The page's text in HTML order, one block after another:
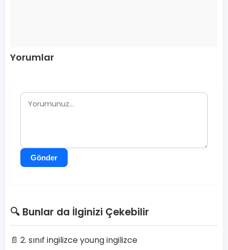
Yorumlar
Gönder
🔍 Bunlar da İlginizi Çekebilir
📄 2. sınıf ingilizce young ingilizce